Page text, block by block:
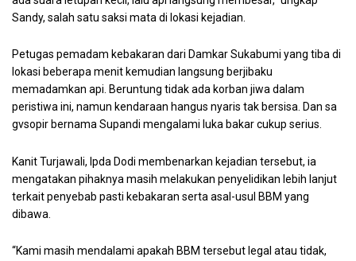
Sandy, salah satu saksi mata di lokasi kejadian.
Petugas pemadam kebakaran dari Damkar Sukabumi yang tiba di
lokasi beberapa menit kemudian langsung berjibaku
memadamkan api. Beruntung tidak ada korban jiwa dalam
peristiwa ini, namun kendaraan hangus nyaris tak bersisa. Dan sa
gvsopir bernama Supandi mengalami luka bakar cukup serius.
Kanit Turjawali, Ipda Dodi membenarkan kejadian tersebut, ia
mengatakan pihaknya masih melakukan penyelidikan lebih lanjut
terkait penyebab pasti kebakaran serta asal-usul BBM yang
dibawa.
“Kami masih mendalami apakah BBM tersebut legal atau tidak,